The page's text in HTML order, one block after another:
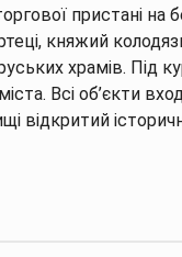
пристані на
княжий
храмів. Під
Всі об’єкти
відкритий